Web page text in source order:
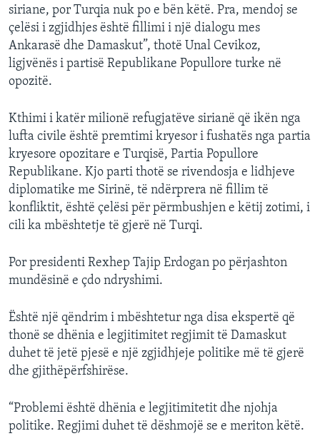
siriane, por Turqia nuk po e bën këtë. Pra, mendoj se
çelësi i zgjidhjes është fillimi i një dialogu mes
Ankarasë dhe Damaskut”, thotë Unal Cevikoz,
ligjvënës i partisë Republikane Popullore turke në
opozitë.
Kthimi i katër milionë refugjatëve sirianë që ikën nga
lufta civile është premtimi kryesor i fushatës nga partia
kryesore opozitare e Turqisë, Partia Popullore
Republikane. Kjo parti thotë se rivendosja e lidhjeve
diplomatike me Sirinë, të ndërprera në fillim të
konfliktit, është çelësi për përmbushjen e këtij zotimi, i
cili ka mbështetje të gjerë në Turqi.
Por presidenti Rexhep Tajip Erdogan po përjashton
mundësinë e çdo ndryshimi.
Është një qëndrim i mbështetur nga disa ekspertë që
thonë se dhënia e legjitimitet regjimit të Damaskut
duhet të jetë pjesë e një zgjidhjeje politike më të gjerë
dhe gjithëpërfshirëse.
“Problemi është dhënia e legjitimitetit dhe njohja
politike. Regjimi duhet të dëshmojë se e meriton këtë.